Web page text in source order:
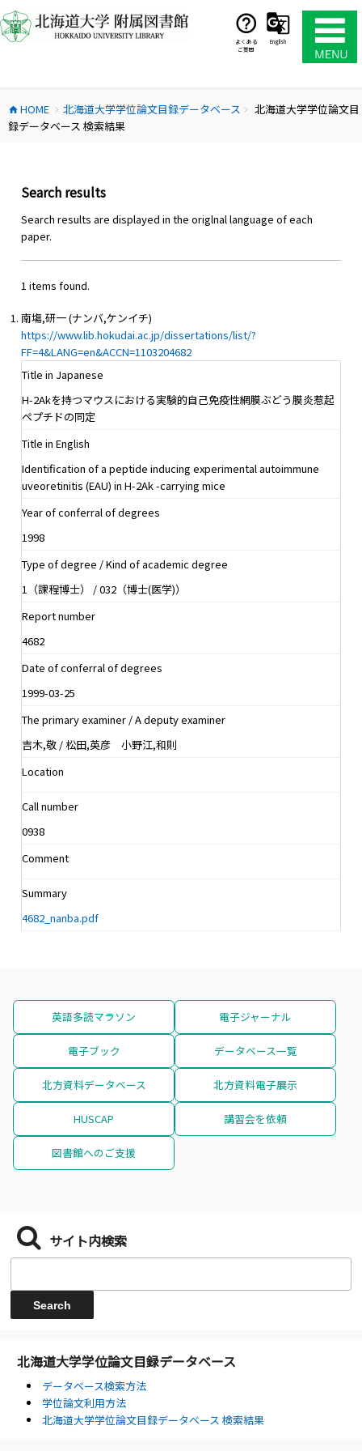
ン
テ
ス
キ
よくある
ご質問
English
home HOME chevron_right 北海道大学学位論文目録データベース chevron_right
北海道大学学位論文目
録データベース 検索結果
Search results
Search results are displayed in the origlnal language of each
paper.
1 items found.
南塲,研一 (ナンバ,ケンイチ)
https://www.lib.hokudai.ac.jp/dissertations/list/?
FF=4&LANG=en&ACCN=1103204682
Title in Japanese
H-2Akを持つマウスにおける実験的自己免疫性網膜ぶどう膜炎惹起
ペプチドの同定
Title in English
Identification of a peptide inducing experimental autoimmune
uveoretinitis (EAU) in H-2Ak -carrying mice
Year of conferral of degrees
1998
Type of degree / Kind of academic degree
1（課程博士） / 032（博士(医学)）
Report number
4682
Date of conferral of degrees
1999-03-25
The primary examiner / A deputy examiner
吉木,敬 / 松田,英彦 小野江,和則
Location
Call number
0938
Comment
Summary
4682_nanba.pdf
英語多読マラソン 電子ジャーナル
電子ブック データベース一覧
北方資料データベース 北方資料電子展示
HUSCAP 講習会を依頼
図書館へのご支援
サイト内検索
北海道大学学位論文目録データベース
データベース検索方法
学位論文利用方法
北海道大学学位論文目録データベース 検索結果